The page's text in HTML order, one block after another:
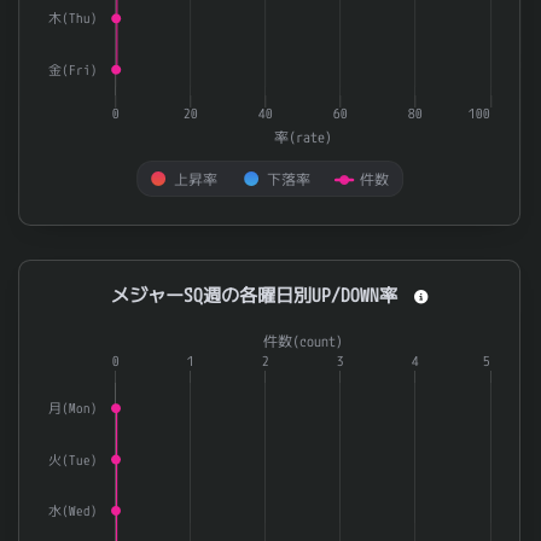
率(rate)
上昇率 下落率 件数
木(Thu)
金(Fri)
0 20 40 60 80 100
End of interactive chart.
メジャーSQ週の各曜日別UP/DOWN率
Combination chart with 3 data series.
The chart has 1 X axis displaying categories.
件数(count)
月(Mon)
火(Tue)
水(Wed)
0 1 2 3 4 5
メジャーSQ週の各曜日別UP/DOWN率